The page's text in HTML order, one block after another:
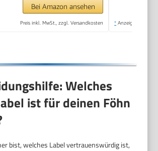
Wärmeverteilung, 3
Heiz- & 2 separate
Bei Amazon ansehen
Preis inkl. MwSt., zzgl. Versandkosten * Anzeige
Welches
ist für deinen Föhn
bist, welches Label vertrauenswürdig ist,